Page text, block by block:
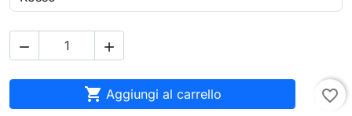
 
 Aggiungi al carrello favorite_border